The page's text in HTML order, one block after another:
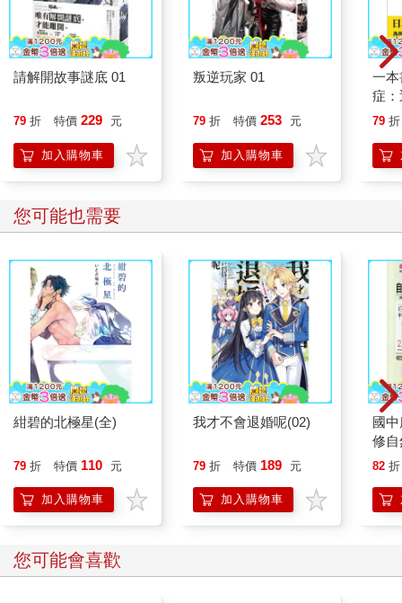
請解開故事謎底 01
79 折 特價 229 元
加入購物車
叛逆玩家 01
79 折 特價 253 元
加入購物車
一
症
開
的
79 折
您可能也需要
紺碧的北極星(全)
79 折 特價 110 元
加入購物車
我才不會退婚呢(02)
79 折 特價 189 元
加入購物車
國
修自
82 折
您可能會喜歡